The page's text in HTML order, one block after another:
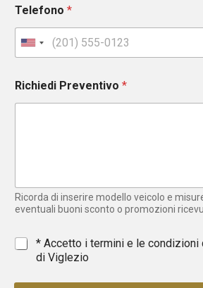
Telefono *
U
n
t
e
e
s
Richiedi Preventivo *
Ricorda di inserire modello veicolo e
eventuali buoni sconto o promozioni
* * Accetto i termini e le condizioni
di Viglezio